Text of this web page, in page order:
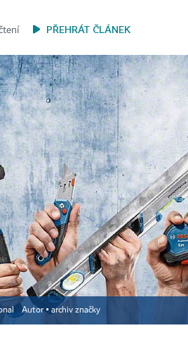
PŘEHRÁT ČLÁNEK
Autor ▪ archiv značky